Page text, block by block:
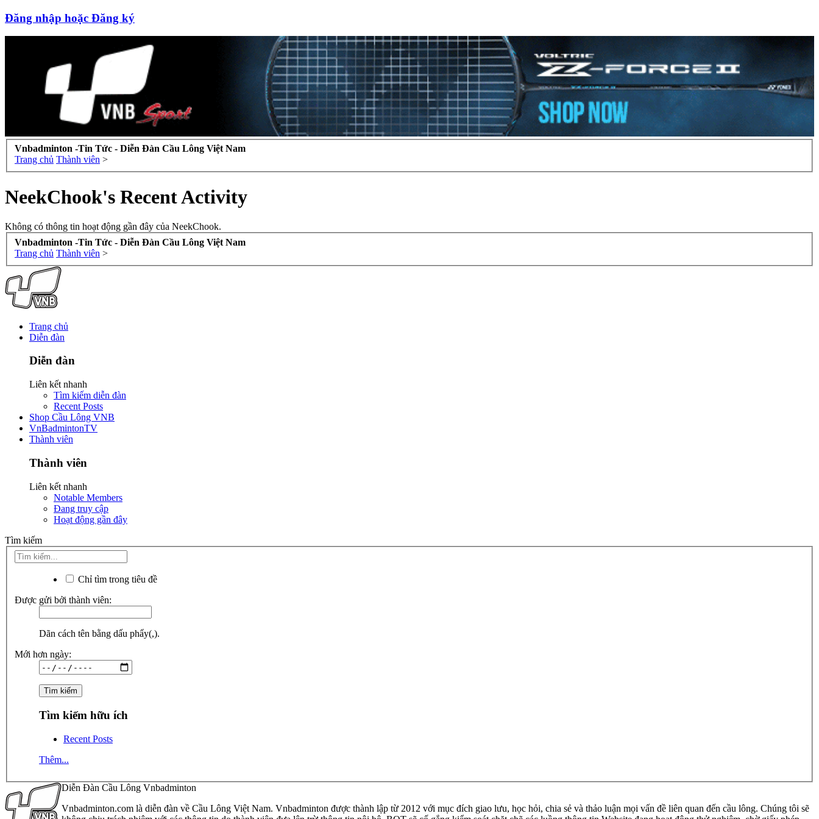
Đăng nhập hoặc Đăng ký
Vnbadminton -Tin Tức - Diễn Đàn Cầu Lông Việt Nam
Trang chủ Thành viên >
NeekChook's Recent Activity
Không có thông tin hoạt động gần đây của NeekChook.
Vnbadminton -Tin Tức - Diễn Đàn Cầu Lông Việt Nam
Trang chủ Thành viên >
Trang chủ
Diễn đàn
Diễn đàn
Liên kết nhanh
Tìm kiếm diễn đàn
Recent Posts
Shop Cầu Lông VNB
VnBadmintonTV
Thành viên
Thành viên
Liên kết nhanh
Notable Members
Đang truy cập
Hoạt động gần đây
Tìm kiếm
Chỉ tìm trong tiêu đề
Được gửi bởi thành viên:
Dãn cách tên bằng dấu phẩy(,).
Mới hơn ngày:
Tìm kiếm hữu ích
Recent Posts
Thêm...
Diễn Đàn Cầu Lông Vnbadminton
Vnbadminton.com là diễn đàn về Cầu Lông Việt Nam. Vnbadminton được thành lập từ 2012 với mục đích giao lưu, học hỏi, chia sẻ và thảo luận mọi vấn đề liên quan đến cầu lông. Chúng tôi sẽ